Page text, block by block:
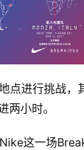
点进行挑战，
两小时。
这一场